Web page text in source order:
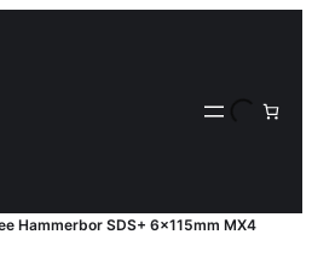
Hammerbor SDS+ 6x115mm MX4